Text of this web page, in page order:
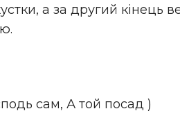
а за другий кінець
сам, А той посад )